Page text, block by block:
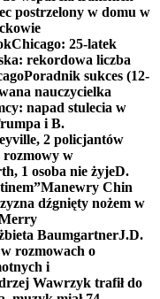
postrzelony w domu w
Chicago: 25-latek
rekordowa liczba
Poradnik sukces (12-
nauczycielka
napad stulecia w
i B.
2 policjantów
rozmowy w
1 osoba nie żyjeD.
Manewry Chin
dźgnięty nożem w
BaumgartnerJ.D.
rozmowach o
i
Wawrzyk trafił do